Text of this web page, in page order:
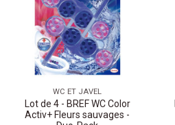
WC ET JAVEL
Lot de 4 - BREF WC Color
Activ+ Fleurs sauvages -